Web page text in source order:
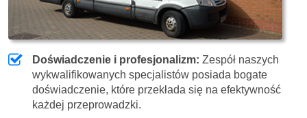
Doświadczenie i profesjonalizm: Zespół naszych
wykwalifikowanych specjalistów posiada bogate
doświadczenie, które przekłada się na efektywność
każdej przeprowadzki.